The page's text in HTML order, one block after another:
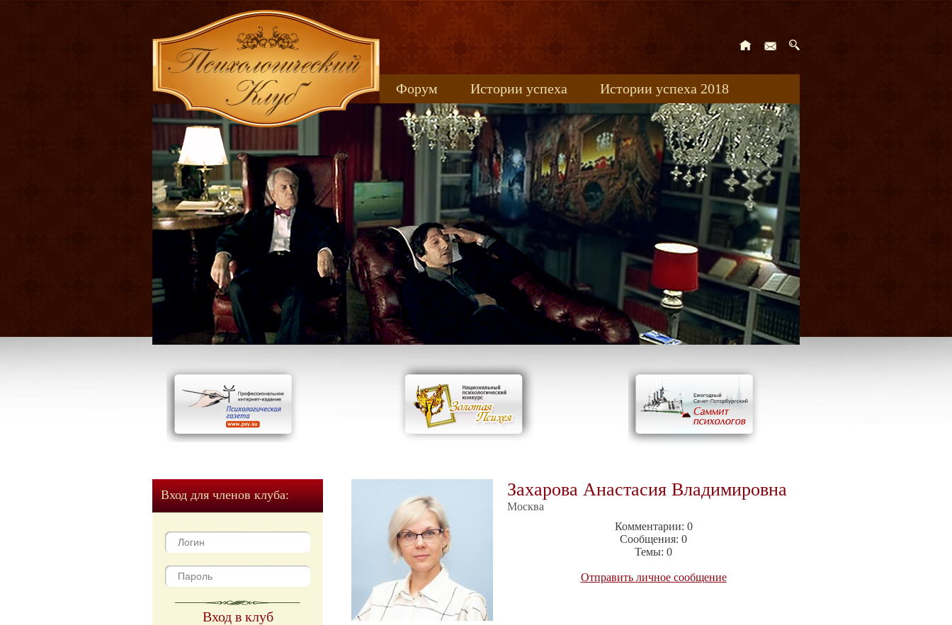
Форум Истории успеха
Истории успеха 2018
Книжные новинки
uspeh_2017
Вход для членов клуба:
Вход в клуб
Захарова Анастасия Владимировна
Москва
Комментарии: 0
Сообщения: 0
Темы: 0
Отправить личное сообщение